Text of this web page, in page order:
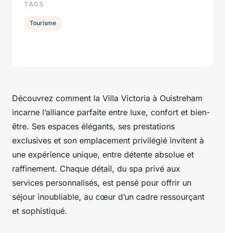
Découvrez comment la Villa Victoria à Ouistreham
incarne l’alliance parfaite entre luxe, confort et bien-
être. Ses espaces élégants, ses prestations
exclusives et son emplacement privilégié invitent à
une expérience unique, entre détente absolue et
raffinement. Chaque détail, du spa privé aux
services personnalisés, est pensé pour offrir un
séjour inoubliable, au cœur d’un cadre ressourçant
et sophistiqué.
TAGS
Tourisme